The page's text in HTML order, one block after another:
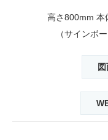
高さ800mm 本
（サインボ